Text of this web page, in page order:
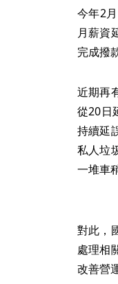
今年2
月薪資
完成撥
近期再
從20日
持續延
私人垃
一堆車
對此，
處理相
改善營